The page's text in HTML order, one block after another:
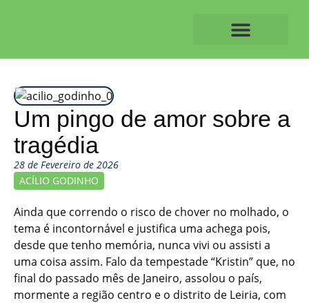
Um pingo de amor sobre a
tragédia
28 de Fevereiro de 2026
ACÍLIO GODINHO
Ainda que correndo o risco de chover no molhado, o
tema é incontornável e justifica uma achega pois,
desde que tenho memória, nunca vivi ou assisti a
uma coisa assim. Falo da tempestade “Kristin” que, no
final do passado mês de Janeiro, assolou o país,
mormente a região centro e o distrito de Leiria, com